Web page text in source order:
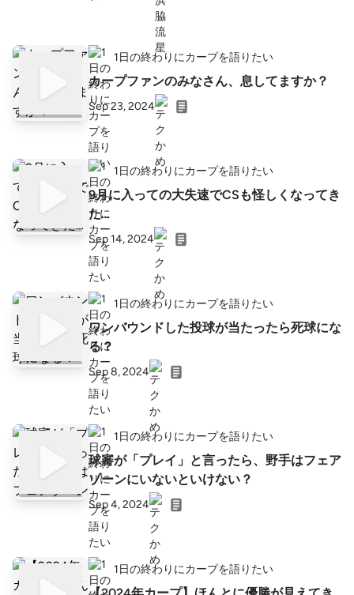
1日の終わりにカープを語りたい
カープファンのみなさん、息してますか？
Sep 23, 2024
1日の終わりにカープを語りたい
9月に入っての大失速でCSも怪しくなってき
た…
Sep 14, 2024
1日の終わりにカープを語りたい
ワンバウンドした投球が当たったら死球にな
る？
Sep 8, 2024
1日の終わりにカープを語りたい
球審が「プレイ」と言ったら、野手はフェア
ゾーンにいないといけない？
Sep 4, 2024
1日の終わりにカープを語りたい